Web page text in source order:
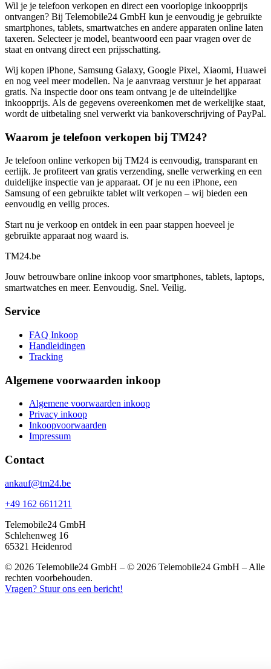
Wil je je telefoon verkopen en direct een voorlopige inkoopprijs
ontvangen? Bij Telemobile24 GmbH kun je eenvoudig je gebruikte
smartphones, tablets, smartwatches en andere apparaten online laten
taxeren. Selecteer je model, beantwoord een paar vragen over de
staat en ontvang direct een prijsschatting.
Wij kopen iPhone, Samsung Galaxy, Google Pixel, Xiaomi, Huawei
en nog veel meer modellen. Na je aanvraag verstuur je het apparaat
gratis. Na inspectie door ons team ontvang je de uiteindelijke
inkoopprijs. Als de gegevens overeenkomen met de werkelijke staat,
wordt de uitbetaling snel verwerkt via bankoverschrijving of PayPal.
Waarom je telefoon verkopen bij TM24?
Je telefoon online verkopen bij TM24 is eenvoudig, transparant en
eerlijk. Je profiteert van gratis verzending, snelle verwerking en een
duidelijke inspectie van je apparaat. Of je nu een iPhone, een
Samsung of een gebruikte tablet wilt verkopen – wij bieden een
eenvoudig en veilig proces.
Start nu je verkoop en ontdek in een paar stappen hoeveel je
gebruikte apparaat nog waard is.
TM24.be
Jouw betrouwbare online inkoop voor smartphones, tablets, laptops,
smartwatches en meer. Eenvoudig. Snel. Veilig.
Service
FAQ Inkoop
Handleidingen
Tracking
Algemene voorwaarden inkoop
Algemene voorwaarden inkoop
Privacy inkoop
Inkoopvoorwaarden
Impressum
Contact
ankauf@tm24.be
+49 162 6611211
Telemobile24 GmbH
Schlehenweg 16
65321 Heidenrod
© 2026 Telemobile24 GmbH – © 2026 Telemobile24 GmbH – Alle
rechten voorbehouden.
Vragen? Stuur ons een bericht!